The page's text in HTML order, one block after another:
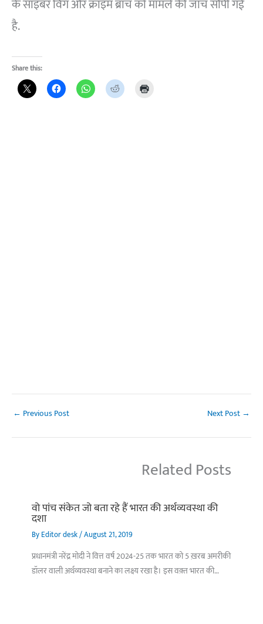
के साइबर विंग और क्राइम ब्रांच को मामले की जांच सौंपी गई
है.
Share this:
← Previous Post Next Post →
Related Posts
वो पांच संकेत जो बता रहे हैं भारत की अर्थव्यवस्था की
दशा
ByEditor desk/August 21, 2019
प्रधानमंत्री नरेंद्र मोदी ने वित्त वर्ष 2024-25 तक भारत को 5 ख़रब अमरीकी
डॉलर वाली अर्थव्यवस्था बनाने का लक्ष्य रखा है। इस वक़्त भारत की…